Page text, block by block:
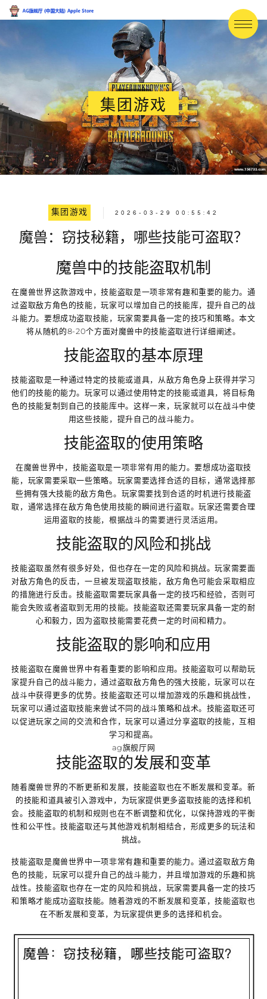
集团游戏
集团游戏 2026-03-29 00:55:42
魔兽：窃技秘籍，哪些技能可盗取？
魔兽中的技能盗取机制
在魔兽世界这款游戏中，技能盗取是一项非常有趣和重要的能力。通
过盗取敌方角色的技能，玩家可以增加自己的技能库，提升自己的战
斗能力。要想成功盗取技能，玩家需要具备一定的技巧和策略。本文
将从随机的8-20个方面对魔兽中的技能盗取进行详细阐述。
技能盗取的基本原理
技能盗取是一种通过特定的技能或道具，从敌方角色身上获得并学习
他们的技能的能力。玩家可以通过使用特定的技能或道具，将目标角
色的技能复制到自己的技能库中。这样一来，玩家就可以在战斗中使
用这些技能，提升自己的战斗能力。
技能盗取的使用策略
在魔兽世界中，技能盗取是一项非常有用的能力。要想成功盗取技
能，玩家需要采取一些策略。玩家需要选择合适的目标，通常选择那
些拥有强大技能的敌方角色。玩家需要找到合适的时机进行技能盗
取，通常选择在敌方角色使用技能的瞬间进行盗取。玩家还需要合理
运用盗取的技能，根据战斗的需要进行灵活运用。
技能盗取的风险和挑战
技能盗取虽然有很多好处，但也存在一定的风险和挑战。玩家需要面
对敌方角色的反击，一旦被发现盗取技能，敌方角色可能会采取相应
的措施进行反击。技能盗取需要玩家具备一定的技巧和经验，否则可
能会失败或者盗取到无用的技能。技能盗取还需要玩家具备一定的耐
心和毅力，因为盗取技能需要花费一定的时间和精力。
技能盗取的影响和应用
技能盗取在魔兽世界中有着重要的影响和应用。技能盗取可以帮助玩
家提升自己的战斗能力，通过盗取敌方角色的强大技能，玩家可以在
战斗中获得更多的优势。技能盗取还可以增加游戏的乐趣和挑战性，
玩家可以通过盗取技能来尝试不同的战斗策略和战术。技能盗取还可
以促进玩家之间的交流和合作，玩家可以通过分享盗取的技能，互相
学习和提高。
ag旗舰厅网
技能盗取的发展和变革
随着魔兽世界的不断更新和发展，技能盗取也在不断发展和变革。新
的技能和道具被引入游戏中，为玩家提供更多盗取技能的选择和机
会。技能盗取的机制和规则也在不断调整和优化，以保持游戏的平衡
性和公平性。技能盗取还与其他游戏机制相结合，形成更多的玩法和
挑战。
技能盗取是魔兽世界中一项非常有趣和重要的能力。通过盗取敌方角
色的技能，玩家可以提升自己的战斗能力，并且增加游戏的乐趣和挑
战性。技能盗取也存在一定的风险和挑战，玩家需要具备一定的技巧
和策略才能成功盗取技能。随着游戏的不断发展和变革，技能盗取也
在不断发展和变革，为玩家提供更多的选择和机会。